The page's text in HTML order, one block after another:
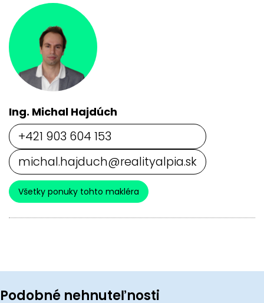
Ing. Michal Hajdúch
+421 903 604 153
michal.hajduch@realityalpia.sk
Všetky ponuky tohto makléra
Podobné nehnuteľnosti